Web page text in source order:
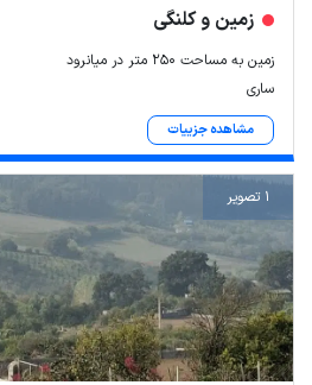
زمین و کلنگی
زمین به مساحت ۲۵۰ متر در میانرود
ساری
مشاهده جزییات
1 تصویر